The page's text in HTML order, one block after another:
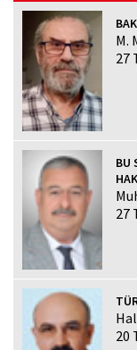
M.
27
BU
27
20